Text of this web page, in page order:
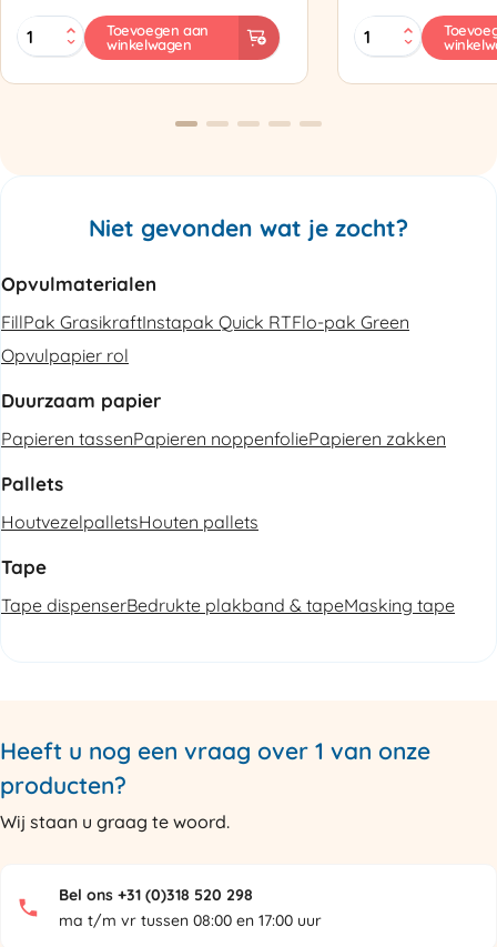
MINI
PAK'R
Refurbished
Toevoegen aan
winkelwagen
Zapak
ZP97
aantal
Niet gevonden wat je zocht?
Opvulmaterialen
FillPak GrasikraftInstapak Quick RTFlo-pak Green
Opvulpapier rol
Duurzaam papier
Papieren tassenPapieren noppenfoliePapieren zakken
Pallets
HoutvezelpalletsHouten pallets
Tape
Tape dispenserBedrukte plakband & tapeMasking tape
Heeft u nog een vraag over 1 van onze
producten?
Wij staan u graag te woord.
Bel ons +31 (0)318 520 298
ma t/m vr tussen 08:00 en 17:00 uur